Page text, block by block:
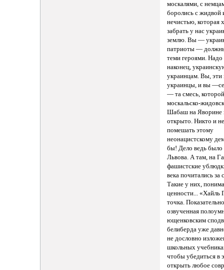
москалями, с
боролись с жидвой
нечистью, которая
забрать у нас
землю. Вы —
патриоты —
теми героями. Надо
наконец,
украинцам. Вы,
украинцы, и вы
— та смесь,
москальско-
Шабаш на Яворине
открыто. Никто и
помешать этому
неонацистскому
бы! Дело ведь было
Львова. А там, на
фашистские
века почитались за
Такие у них,
ценности...
точка.
озвученная
ющенковским
белиберда уже
не дословно
школьных
чтобы убедиться в
открыть любое